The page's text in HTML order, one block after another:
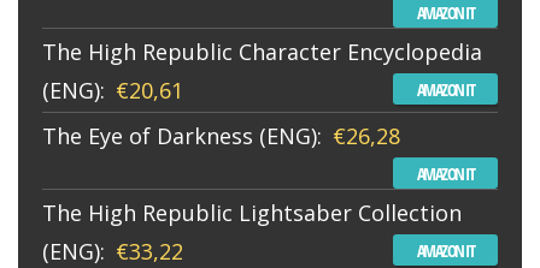
AMAZON IT
The High Republic Character Encyclopedia
(ENG): €20,61 AMAZON IT
The Eye of Darkness (ENG): €26,28
AMAZON IT
The High Republic Lightsaber Collection
(ENG): €33,22 AMAZON IT